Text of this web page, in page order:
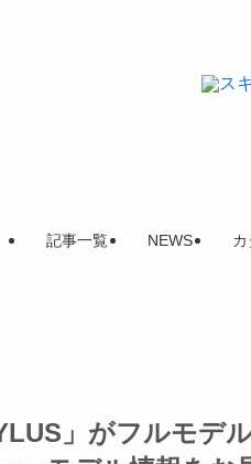
記事一覧 NEWS
」がフルモ